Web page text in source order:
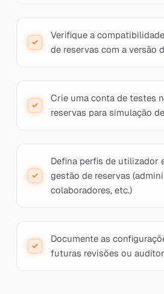
Verifique a
de reservas com a versão
Crie uma conta de testes
reservas para simulação
Defina perfis de utilizador
gestão de reservas
colaboradores, etc.)
Documente as
futuras revisões ou